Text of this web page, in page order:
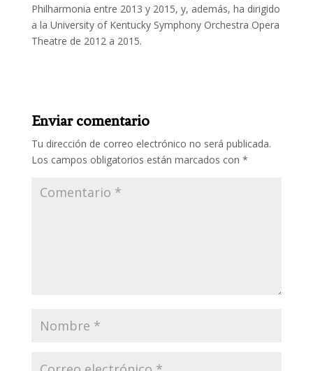
Philharmonia entre 2013 y 2015, y, además, ha dirigido
a la University of Kentucky Symphony Orchestra Opera
Theatre de 2012 a 2015.
Enviar comentario
Tu dirección de correo electrónico no será publicada.
Los campos obligatorios están marcados con *